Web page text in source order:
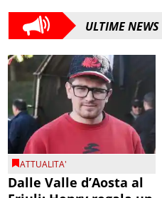
ULTIME NEWS
ATTUALITA'
Dalle Valle d’Aosta al